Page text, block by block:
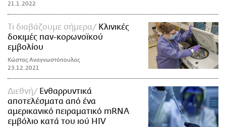
21.1.2022
Τι διαβάζουμε σήμερα
Kλινικές
δοκιμές παν-κορωνοϊκού
εμβολίου
Κώστας Αναγνωστόπουλος
23.12.2021
Διεθνή
Ενθαρρυντικά
αποτελέσματα από ένα
αμερικανικό πειραματικό mRNA
εμβόλιο κατά του ιού HIV